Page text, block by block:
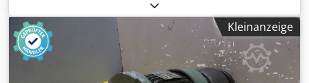
Bonfiglioli, Getriebemotor -Drehzahlen: 22,5 U/min
Chsdpfx Aexal Udolcsa -Getriebe: Typ VF30 N P56B14 i= 60
-Motor: Typ BN 56 B4 0,09 kW -Bauform: B3 Winkel -
Hohlwelle: Ø 14 x 55 mm -Schutzart: IP 55 -Anzahl: 3x
Getriebemotor vorhanden -Preis: pro Stück -Abmessungen:
260/145/H120 mm -Gewicht: 4,1 kg/St.
Kleinanzeige